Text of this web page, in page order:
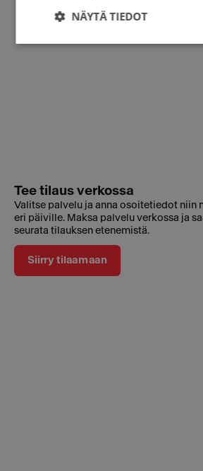
Tee tilaus verkossa
Valitse palvelu ja anna osoitetiedot niin
eri päiville. Maksa palvelu verkossa ja
seurata tilauksen etenemistä.
Siirry tilaamaan
NÄYTÄ TIEDOT